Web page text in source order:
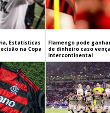
Estatísticas
na Copa
Flamengo pode
de dinheiro caso
Intercontinental